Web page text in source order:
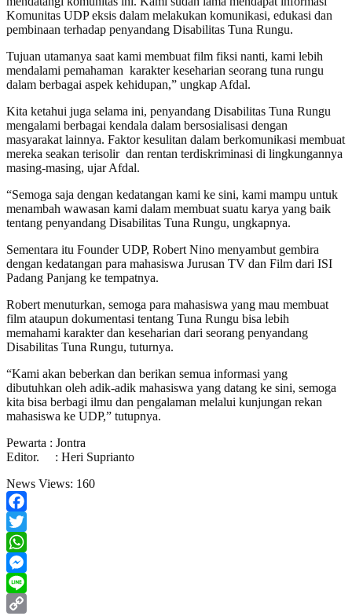
Komunitas UDP eksis dalam melakukan komunikasi, edukasi dan
pembinaan terhadap penyandang Disabilitas Tuna Rungu.
Tujuan utamanya saat kami membuat film fiksi nanti, kami lebih
mendalami pemahaman karakter keseharian seorang tuna rungu
dalam berbagai aspek kehidupan,” ungkap Afdal.
Kita ketahui juga selama ini, penyandang Disabilitas Tuna Rungu
mengalami berbagai kendala dalam bersosialisasi dengan
masyarakat lainnya. Faktor kesulitan dalam berkomunikasi membuat
mereka seakan terisolir dan rentan terdiskriminasi di lingkungannya
masing-masing, ujar Afdal.
“Semoga saja dengan kedatangan kami ke sini, kami mampu untuk
menambah wawasan kami dalam membuat suatu karya yang baik
tentang penyandang Disabilitas Tuna Rungu, ungkapnya.
Sementara itu Founder UDP, Robert Nino menyambut gembira
dengan kedatangan para mahasiswa Jurusan TV dan Film dari ISI
Padang Panjang ke tempatnya.
Robert menuturkan, semoga para mahasiswa yang mau membuat
film ataupun dokumentasi tentang Tuna Rungu bisa lebih
memahami karakter dan keseharian dari seorang penyandang
Disabilitas Tuna Rungu, tuturnya.
“Kami akan beberkan dan berikan semua informasi yang
dibutuhkan oleh adik-adik mahasiswa yang datang ke sini, semoga
kita bisa berbagi ilmu dan pengalaman melalui kunjungan rekan
mahasiswa ke UDP,” tutupnya.
Pewarta : Jontra
Editor. : Heri Suprianto
News Views: 160
Facebook
Twitter
WhatsApp
Messenger
Line